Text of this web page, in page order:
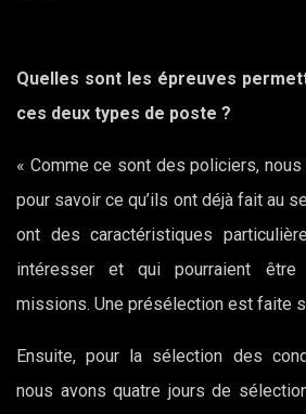
Quelles sont les épreuves
ces deux types de poste ?
« Comme ce sont des policiers,
pour savoir ce qu’ils ont déjà fait au
ont des caractéristiques
intéresser et qui pourraient
missions. Une présélection est faite
Ensuite, pour la sélection des
nous avons quatre jours de